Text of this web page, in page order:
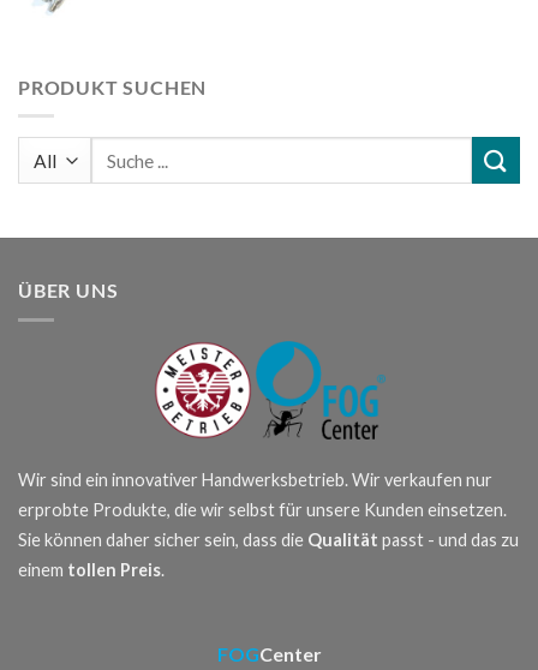
PRODUKT SUCHEN
Suchen
nach:
ÜBER UNS
Wir sind ein innovativer Handwerksbetrieb. Wir verkaufen nur
erprobte Produkte, die wir selbst für unsere Kunden einsetzen.
Sie können daher sicher sein, dass die Qualität passt - und das zu
einem tollen Preis.
FOGCenter